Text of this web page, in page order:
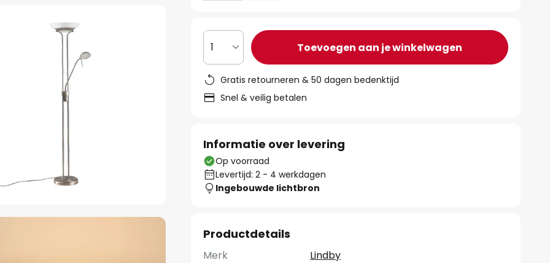
1 Toevoegen aan je winkelwagen
Gratis retourneren & 50 dagen bedenktijd
Snel & veilig betalen
Informatie over levering
Op voorraad
Levertijd: 2 - 4 werkdagen
Ingebouwde lichtbron
Productdetails
Merk
Lindby